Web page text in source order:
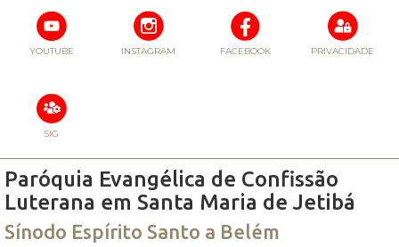
YOUTUBE INSTAGRAM FACEBOOK PRIVACIDADE
SIG
Paróquia Evangélica de Confissão
Luterana em Santa Maria de Jetibá
Sínodo Espírito Santo a Belém